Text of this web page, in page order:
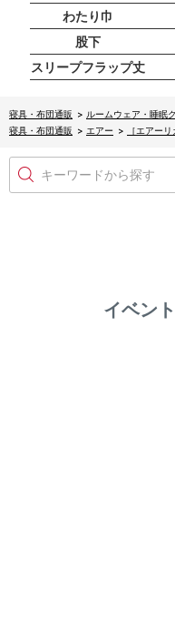
わたり巾
股下
スリープフラップ丈
寝具・布団通販 > ルームウェア・睡眠
寝具・布団通販 > エアー > ［エアー
キーワードから探す
イベン